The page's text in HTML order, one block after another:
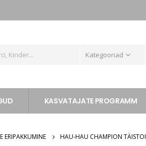
Kategooriad
KASVATAJATE PROGRAMM
ERIPAKKUMINE HAU-HAU CHAMPION